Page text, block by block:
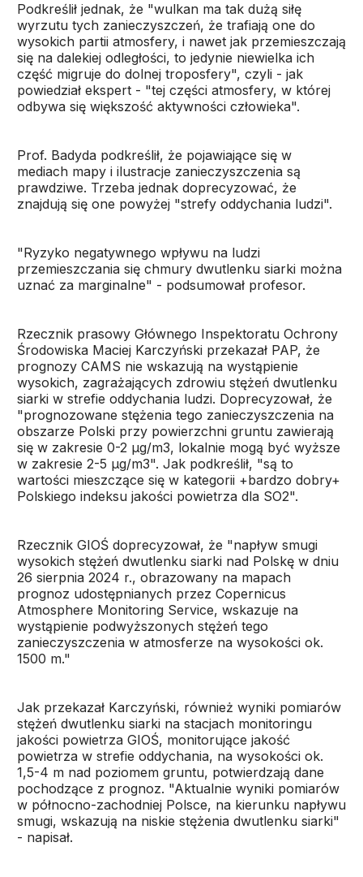
Podkreślił jednak, że "wulkan ma tak dużą siłę
wyrzutu tych zanieczyszczeń, że trafiają one do
wysokich partii atmosfery, i nawet jak przemieszczają
się na dalekiej odległości, to jedynie niewielka ich
część migruje do dolnej troposfery", czyli - jak
powiedział ekspert - "tej części atmosfery, w której
odbywa się większość aktywności człowieka".
Prof. Badyda podkreślił, że pojawiające się w
mediach mapy i ilustracje zanieczyszczenia są
prawdziwe. Trzeba jednak doprecyzować, że
znajdują się one powyżej "strefy oddychania ludzi".
"Ryzyko negatywnego wpływu na ludzi
przemieszczania się chmury dwutlenku siarki można
uznać za marginalne" - podsumował profesor.
Rzecznik prasowy Głównego Inspektoratu Ochrony
Środowiska Maciej Karczyński przekazał PAP, że
prognozy CAMS nie wskazują na wystąpienie
wysokich, zagrażających zdrowiu stężeń dwutlenku
siarki w strefie oddychania ludzi. Doprecyzował, że
"prognozowane stężenia tego zanieczyszczenia na
obszarze Polski przy powierzchni gruntu zawierają
się w zakresie 0-2 µg/m3, lokalnie mogą być wyższe
w zakresie 2-5 µg/m3". Jak podkreślił, "są to
wartości mieszczące się w kategorii +bardzo dobry+
Polskiego indeksu jakości powietrza dla SO2".
Rzecznik GIOŚ doprecyzował, że "napływ smugi
wysokich stężeń dwutlenku siarki nad Polskę w dniu
26 sierpnia 2024 r., obrazowany na mapach
prognoz udostępnianych przez Copernicus
Atmosphere Monitoring Service, wskazuje na
wystąpienie podwyższonych stężeń tego
zanieczyszczenia w atmosferze na wysokości ok.
1500 m."
Jak przekazał Karczyński, również wyniki pomiarów
stężeń dwutlenku siarki na stacjach monitoringu
jakości powietrza GIOŚ, monitorujące jakość
powietrza w strefie oddychania, na wysokości ok.
1,5-4 m nad poziomem gruntu, potwierdzają dane
pochodzące z prognoz. "Aktualnie wyniki pomiarów
w północno-zachodniej Polsce, na kierunku napływu
smugi, wskazują na niskie stężenia dwutlenku siarki"
- napisał.